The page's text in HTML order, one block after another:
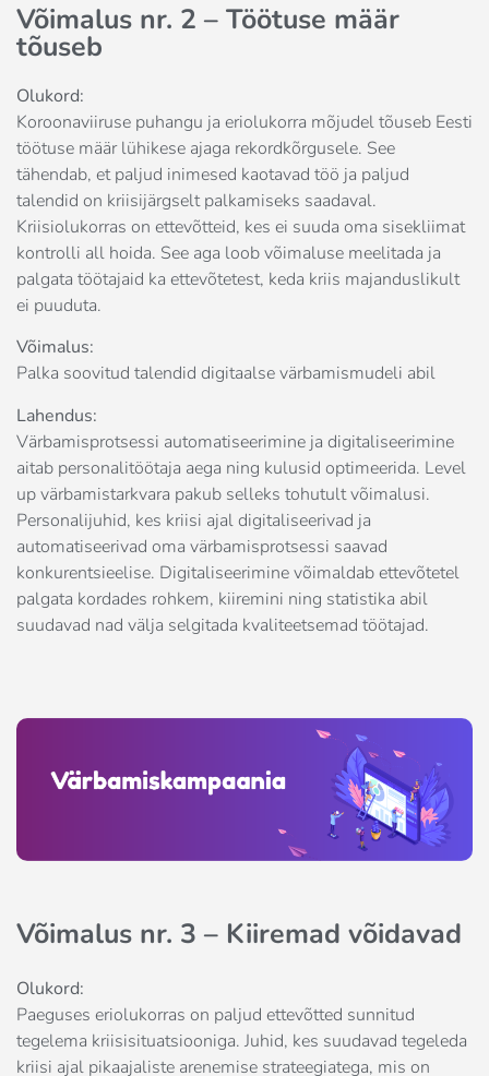
Võimalus nr. 2 – Töötuse määr
tõuseb
Olukord:
Koroonaviiruse puhangu ja eriolukorra mõjudel tõuseb Eesti
töötuse määr lühikese ajaga rekordkõrgusele. See
tähendab, et paljud inimesed kaotavad töö ja paljud
talendid on kriisijärgselt palkamiseks saadaval.
Kriisiolukorras on ettevõtteid, kes ei suuda oma sisekliimat
kontrolli all hoida. See aga loob võimaluse meelitada ja
palgata töötajaid ka ettevõtetest, keda kriis majanduslikult
ei puuduta.
Võimalus:
Palka soovitud talendid digitaalse värbamismudeli abil
Lahendus:
Värbamisprotsessi automatiseerimine ja digitaliseerimine
aitab personalitöötaja aega ning kulusid optimeerida. Level
up värbamistarkvara pakub selleks tohutult võimalusi.
Personalijuhid, kes kriisi ajal digitaliseerivad ja
automatiseerivad oma värbamisprotsessi saavad
konkurentsieelise. Digitaliseerimine võimaldab ettevõtetel
palgata kordades rohkem, kiiremini ning statistika abil
suudavad nad välja selgitada kvaliteetsemad töötajad.
Võimalus nr. 3 – Kiiremad võidavad
Olukord:
Paeguses eriolukorras on paljud ettevõtted sunnitud
tegelema kriisisituatsiooniga. Juhid, kes suudavad tegeleda
kriisi ajal pikaajaliste arenemise strateegiatega, mis on